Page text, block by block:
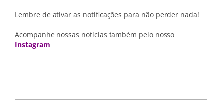
Lembre de ativar as notificações para não perder nada!
Acompanhe nossas notícias também pelo nosso
Instagram